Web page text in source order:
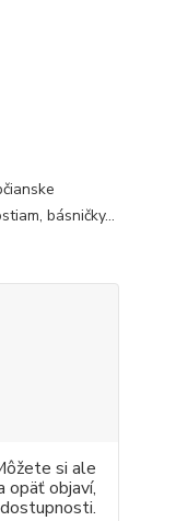
básničky...
si ale
opäť objaví,